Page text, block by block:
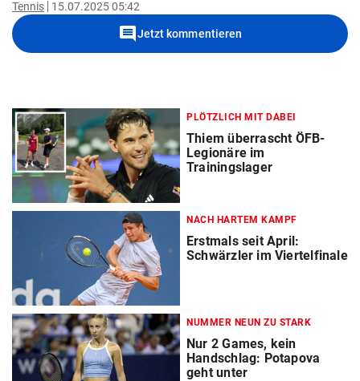
Tennis 15.07.2025 05:42
commentJetzt kommentieren
PLÖTZLICH MIT DABEI
Thiem überrascht ÖFB-
Legionäre im
Trainingslager
NACH HARTEM KAMPF
Erstmals seit April:
Schwärzler im Viertelfinale
NUMMER NEUN ZU STARK
Nur 2 Games, kein
Handschlag: Potapova
geht unter